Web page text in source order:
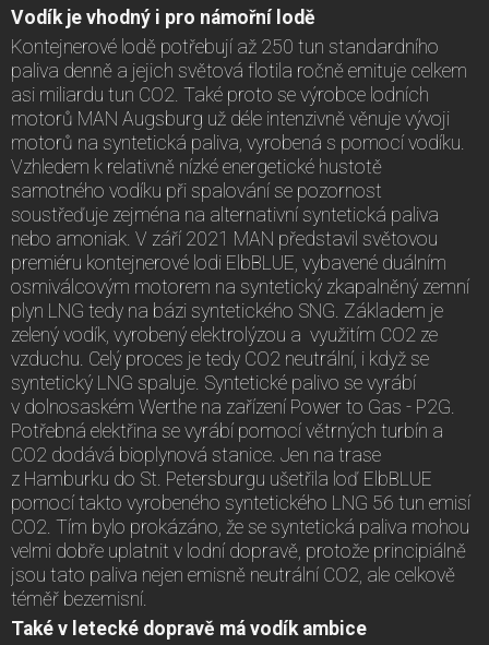
Vodík je vhodný i pro námořní lodě
Kontejnerové lodě potřebují až 250 tun standardního
paliva denně a jejich světová flotila ročně emituje celkem
asi miliardu tun CO2. Také proto se výrobce lodních
motorů MAN Augsburg už déle intenzivně věnuje vývoji
motorů na syntetická paliva, vyrobená s pomocí vodíku.
Vzhledem k relativně nízké energetické hustotě
samotného vodíku při spalování se pozornost
soustřeďuje zejména na alternativní syntetická paliva
nebo amoniak. V září 2021 MAN představil světovou
premiéru kontejnerové lodi ElbBLUE, vybavené duálním
osmiválcovým motorem na syntetický zkapalněný zemní
plyn LNG tedy na bázi syntetického SNG. Základem je
zelený vodík, vyrobený elektrolýzou a využitím CO2 ze
vzduchu. Celý proces je tedy CO2 neutrální, i když se
syntetický LNG spaluje. Syntetické palivo se vyrábí
v dolnosaském Werthe na zařízení Power to Gas - P2G.
Potřebná elektřina se vyrábí pomocí větrných turbín a
CO2 dodává bioplynová stanice. Jen na trase
z Hamburku do St. Petersburgu ušetřila loď ElbBLUE
pomocí takto vyrobeného syntetického LNG 56 tun emisí
CO2. Tím bylo prokázáno, že se syntetická paliva mohou
velmi dobře uplatnit v lodní dopravě, protože principiálně
jsou tato paliva nejen emisně neutrální CO2, ale celkově
téměř bezemisní.
Také v letecké dopravě má vodík ambice